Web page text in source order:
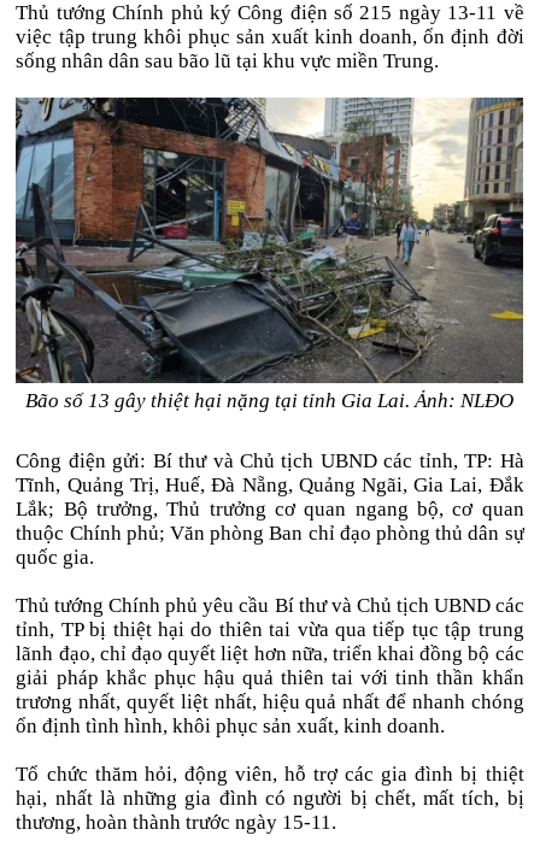
Thủ tướng Chính phủ ký Công điện số 215 ngày 13-11 về
việc tập trung khôi phục sản xuất kinh doanh, ổn định đời
sống nhân dân sau bão lũ tại khu vực miền Trung.
Bão số 13 gây thiệt hại nặng tại tỉnh Gia Lai. Ảnh: NLĐO
Công điện gửi: Bí thư và Chủ tịch UBND các tỉnh, TP: Hà
Tĩnh, Quảng Trị, Huế, Đà Nẵng, Quảng Ngãi, Gia Lai, Đắk
Lắk; Bộ trưởng, Thủ trưởng cơ quan ngang bộ, cơ quan
thuộc Chính phủ; Văn phòng Ban chỉ đạo phòng thủ dân sự
quốc gia.
Thủ tướng Chính phủ yêu cầu Bí thư và Chủ tịch UBND các
tỉnh, TP bị thiệt hại do thiên tai vừa qua tiếp tục tập trung
lãnh đạo, chỉ đạo quyết liệt hơn nữa, triển khai đồng bộ các
giải pháp khắc phục hậu quả thiên tai với tinh thần khẩn
trương nhất, quyết liệt nhất, hiệu quả nhất để nhanh chóng
ổn định tình hình, khôi phục sản xuất, kinh doanh.
Tổ chức thăm hỏi, động viên, hỗ trợ các gia đình bị thiệt
hại, nhất là những gia đình có người bị chết, mất tích, bị
thương, hoàn thành trước ngày 15-11.